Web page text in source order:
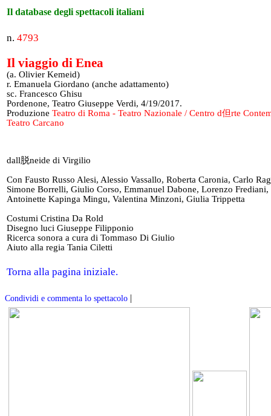
Il database degli spettacoli italiani
n. 4793
Il viaggio di Enea
(a. Olivier Kemeid)
r. Emanuela Giordano (anche adattamento)
sc. Francesco Ghisu
Pordenone, Teatro Giuseppe Verdi, 4/19/2017.
Produzione Teatro di Roma - Teatro Nazionale / Centro d但rte
Teatro Carcano
dall脱neide di Virgilio
Con Fausto Russo Alesi, Alessio Vassallo, Roberta Caronia, Carlo
Simone Borrelli, Giulio Corso, Emmanuel Dabone, Lorenzo Frediani,
Antoinette Kapinga Mingu, Valentina Minzoni, Giulia Trippetta
Costumi Cristina Da Rold
Disegno luci Giuseppe Filipponio
Ricerca sonora a cura di Tommaso Di Giulio
Aiuto alla regia Tania Ciletti
Torna alla pagina iniziale.
Condividi e commenta lo spettacolo |